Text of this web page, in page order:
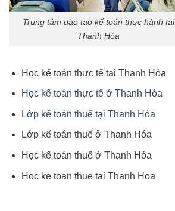
Trung tâm đào tạo kế toán thực hành tại
Thanh Hóa
Học kế toán thực tế tại Thanh Hóa
Học kế toán thực tế ở Thanh Hóa
Lớp kế toán thuế tại Thanh Hóa
Lớp kế toán thuế ở Thanh Hóa
Học kế toán thuế ở Thanh Hóa
Hoc ke toan thue tai Thanh Hoa